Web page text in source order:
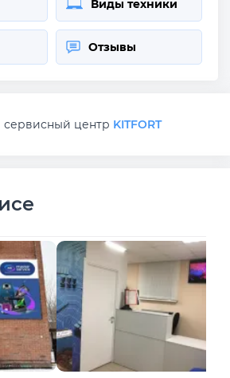
Виды техники
Отзывы
центр KITFORT